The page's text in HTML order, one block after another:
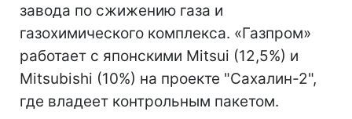
завода по сжижению газа и
газохимического комплекса. «Газпром»
работает с японскими Mitsui (12,5%) и
Mitsubishi (10%) на проекте "Сахалин-2",
где владеет контрольным пакетом.